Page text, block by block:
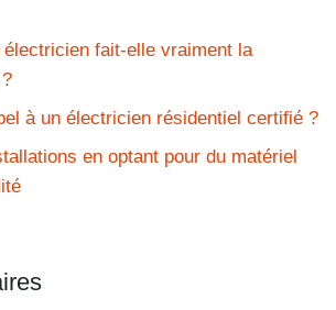
électricien fait-elle vraiment la
à un électricien résidentiel certifié ?
en optant pour du matériel